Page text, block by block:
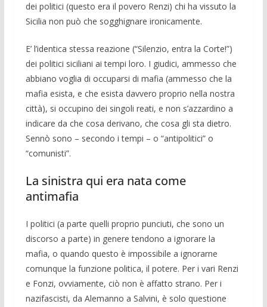
dei politici (questo era il povero Renzi) chi ha vissu­to la
Sicilia non può che sogghignare iro­nicamente.
E’ l’identica stessa reazione (“Silenzio, entra la Corte!”)
dei politici si­ciliani ai tempi loro. I giudici, ammesso che
abbia­no voglia di occuparsi di mafia (ammesso che la
mafia esista, e che esista davvero proprio nella nostra
città), si oc­cupino dei singoli reati, e non s’azzar­dino a
indicare da che cosa derivano, che cosa gli sta die­tro.
Sennò sono – secondo i tem­pi – o “an­tipolitici” o
“comunisti”.
La sinistra qui era nata come
antimafia
I politici (a parte quelli proprio punciu­ti, che sono un
discorso a parte) in ge­nere tendono a ignorare la
mafia, o quan­do questo è impossibile a ignorarne
comun­que la funzione politica, il potere. Per i vari Ren­zi
e Fonzi, ovviamente, ciò non è affatto stra­no. Per i
nazifascisti, da Ale­manno a Sal­vini, è solo questione